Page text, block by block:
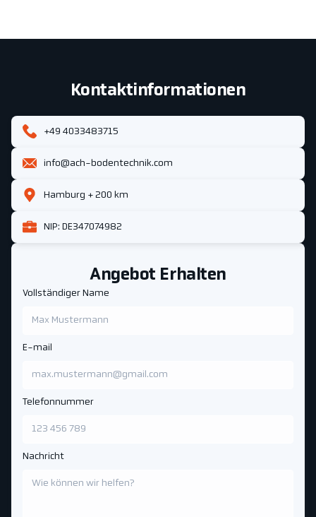
Angebot Erhalten
Vollständiger Name
E-mail
Telefonnummer
Nachricht
Kontaktinformationen
+49 4033483715
info@ach-bodentechnik.com
Hamburg + 200 km
NIP: DE347074982